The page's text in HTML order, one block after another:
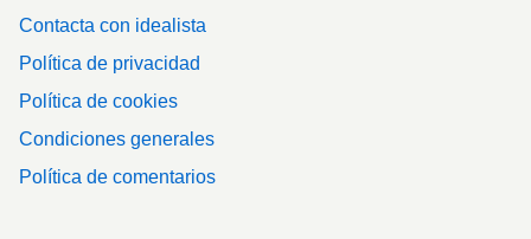
Contacta con idealista
Política de privacidad
Política de cookies
Condiciones generales
Política de comentarios